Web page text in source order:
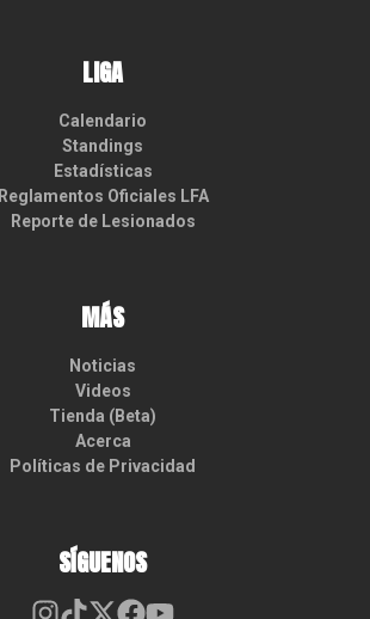
LIGA
Calendario
Standings
Estadísticas
Reglamentos Oficiales LFA
Reporte de Lesionados
MÁS
Noticias
Videos
Tienda (Beta)
Acerca
Políticas de Privacidad
SÍGUENOS